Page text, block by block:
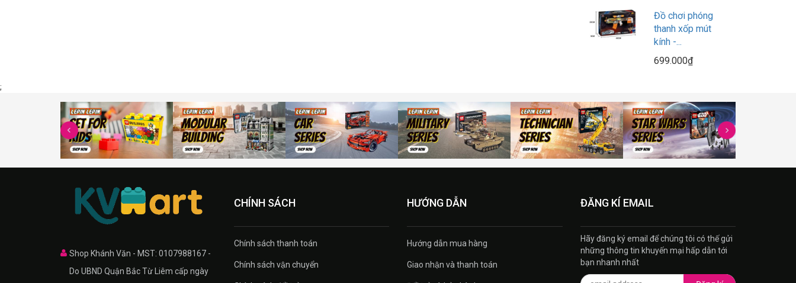
Đồ chơi phóng
thanh xốp mút
kính -...
699.000₫
;
Shop Khánh Văn - MST: 0107988167 -
Do UBND Quận Bắc Từ Liêm cấp ngày
CHÍNH SÁCH
Chính sách thanh toán
Chính sách vận chuyển
HƯỚNG DẪN
Hướng dẫn mua hàng
Giao nhận và thanh toán
ĐĂNG KÍ EMAIL
Hãy đăng ký email để chúng tôi có thế gửi
những thông tin khuyến mại hấp dẫn tới
bạn nhanh nhất